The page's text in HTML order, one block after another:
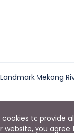
Mekong
cookies to provide
website, you agree